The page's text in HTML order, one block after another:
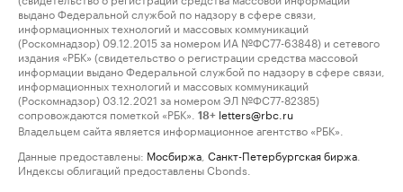
выдано Федеральной службой по надзору в сфере связи,
информационных технологий и массовых коммуникаций
(Роскомнадзор) 09.12.2015 за номером ИА №ФС77-63848) и сетевого
издания «РБК» (свидетельство о регистрации средства массовой
информации выдано Федеральной службой по надзору в сфере связи,
информационных технологий и массовых коммуникаций
(Роскомнадзор) 03.12.2021 за номером ЭЛ №ФС77-82385)
сопровождаются пометкой «РБК».
18+ letters@rbc.ru
Владельцем сайта является информационное агентство «РБК».
Данные предоставлены: Мосбиржа Санкт-Петербургская биржа
Индексы облигаций предоставлены Cbonds.